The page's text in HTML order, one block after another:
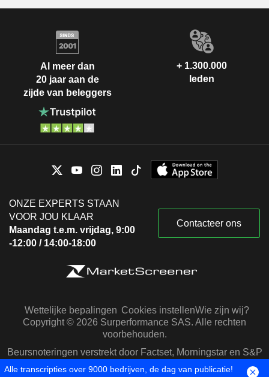
Al meer dan
20 jaar aan de
zijde van beleggers
+ 1.300.000
leden
ONZE EXPERTS STAAN
VOOR JOU KLAAR
Maandag t.e.m. vrijdag, 9:00
-12:00 / 14:00-18:00
Contacteer ons
Wettelijke bepalingen Cookies instellenWie zijn wij?
Copyright © 2026 Surperformance SAS. Alle rechten
voorbehouden.
Beursnoteringen verstrekt door Factset, Morningstar en S&P
Capital IQ
Alle transcripties over 9000 bedrijven, de dag van publicatie!